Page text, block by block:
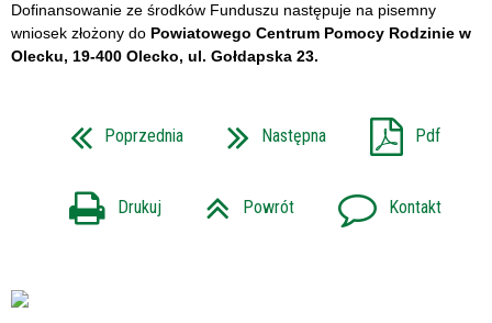
Dofinansowanie ze środków Funduszu następuje na pisemny
wniosek złożony do Powiatowego Centrum Pomocy Rodzinie w
Olecku, 19-400 Olecko, ul. Gołdapska 23.
Poprzednia Następna Pdf
Drukuj Powrót Kontakt